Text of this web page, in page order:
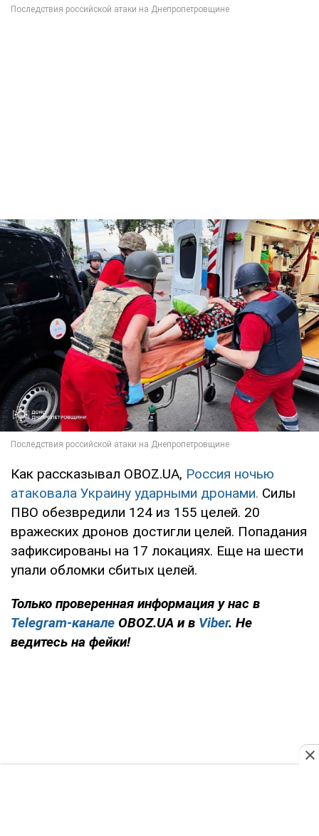
Как рассказывал OBOZ.UA, Россия ночью
атаковала Украину ударными дронами. Силы
ПВО обезвредили 124 из 155 целей. 20
вражеских дронов достигли целей. Попадания
зафиксированы на 17 локациях. Еще на шести
упали обломки сбитых целей.
Только проверенная информация у нас в
Telegram-канале OBOZ.UA и в Viber. Не
ведитесь на фейки!